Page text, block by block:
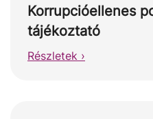
Korrupcióellenes
tájékoztató
Részletek ›